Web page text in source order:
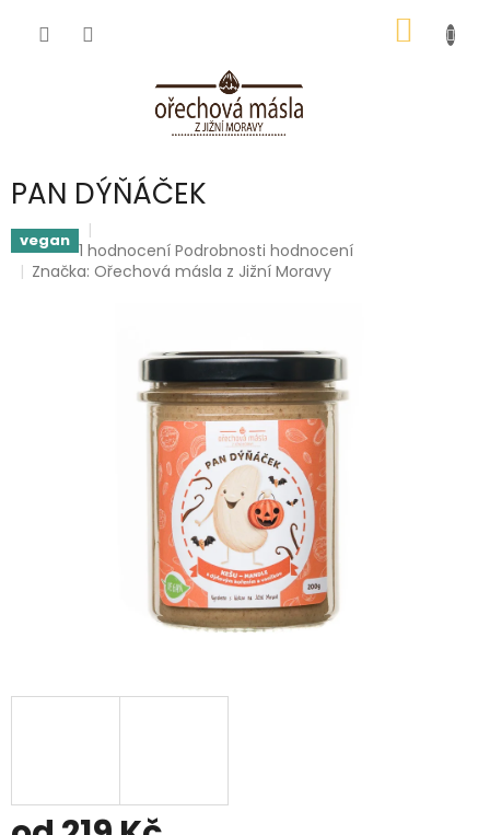
KOŠÍK
PAN DÝŇÁČEK
vegan Průměrné
hodnocení
hvězdiček.
1 hodnocení Podrobnosti hodnocení
Značka:Ořechová másla z Jižní Moravy